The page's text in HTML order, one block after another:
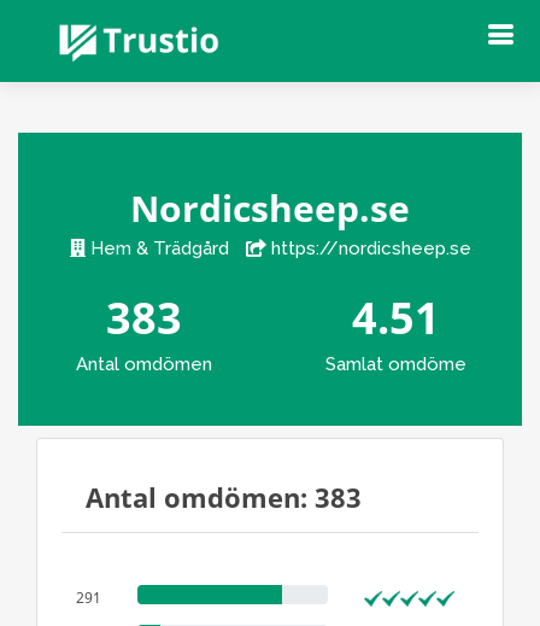
Nordicsheep.se
Hem & Trädgård https://nordicsheep.se
383
Antal omdömen
4.51
Samlat omdöme
Antal omdömen: 383
291